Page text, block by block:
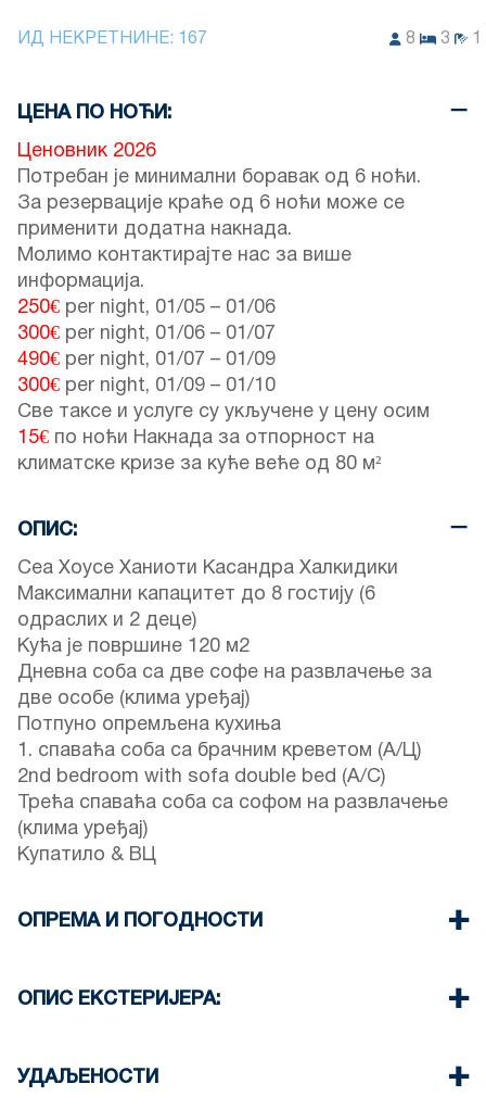
ИД НЕКРЕТНИНЕ: 167 8 3 1
ЦЕНА ПО НОЋИ:
Ценовник 2026
Потребан је минимални боравак од 6 ноћи.
За резервације краће од 6 ноћи може се
применити додатна накнада.
Молимо контактирајте нас за више
информација.
250€ per night, 01/05 – 01/06
300€ per night, 01/06 – 01/07
490€ per night, 01/07 – 01/09
300€ per night, 01/09 – 01/10
Све таксе и услуге су укључене у цену осим
15€ по ноћи Накнада за отпорност на
климатске кризе за куће веће од 80 м²
ОПИС:
Сеа Хоусе Ханиоти Касандра Халкидики
Максимални капацитет до 8 гостију (6
одраслих и 2 деце)
Кућа је површине 120 м2
Дневна соба са две софе на развлачење за
две особе (клима уређај)
Потпуно опремљена кухиња
1. спаваћа соба са брачним креветом (А/Ц)
2nd bedroom with sofa double bed (A/C)
Трећа спаваћа соба са софом на развлачење
(клима уређај)
Купатило & ВЦ
ОПРЕМА И ПОГОДНОСТИ
Четири клима уређаја
Машина за прање веша
Cleaning once on check-out
ОПИС ЕКСТЕРИЈЕРА:
Постоји могућност паркирања на улици око
имања (понекад нема довољно простора)
УДАЉЕНОСТИ